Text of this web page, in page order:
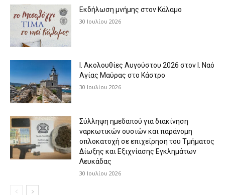
Εκδήλωση μνήμης στον Κάλαμο
30 Ιουλίου 2026
Ι. Ακολουθίες Αυγούστου 2026 στον Ι. Ναό
Αγίας Μαύρας στο Κάστρο
30 Ιουλίου 2026
Σύλληψη ημεδαπού για διακίνηση
ναρκωτικών ουσιών και παράνομη
οπλοκατοχή σε επιχείρηση του Τμήματος
Δίωξης και Εξιχνίασης Εγκλημάτων
Λευκάδας
30 Ιουλίου 2026